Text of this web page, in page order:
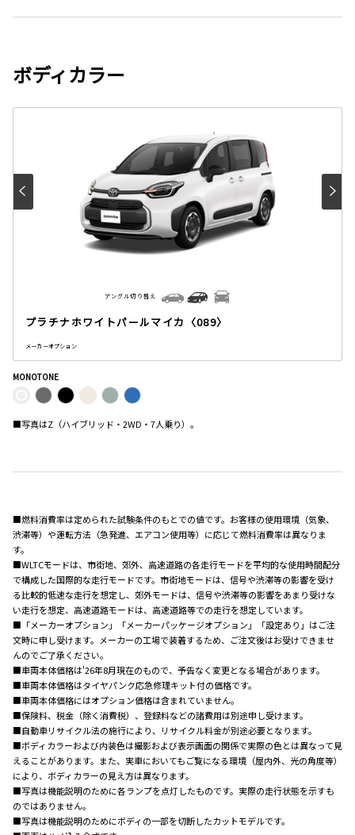
ボディカラー
プラチナホワイトパールマイカ〈089〉
メーカーオプション
アングル切り替え
MONOTONE
■写真はZ（ハイブリッド・2WD・7人乗り）。
■燃料消費率は定められた試験条件のもとでの値です。お客様の使用環境（気象、
渋滞等）や運転方法（急発進、エアコン使用等）に応じて燃料消費率は異なりま
す。
■WLTCモードは、市街地、郊外、高速道路の各走行モードを平均的な使用時間配分
で構成した国際的な走行モードです。市街地モードは、信号や渋滞等の影響を受け
る比較的低速な走行を想定し、郊外モードは、信号や渋滞等の影響をあまり受けな
い走行を想定、高速道路モードは、高速道路等での走行を想定しています。
■「メーカーオプション」「メーカーパッケージオプション」「設定あり」はご注
文時に申し受けます。メーカーの工場で装着するため、ご注文後はお受けできませ
んのでご了承ください。
■車両本体価格は'26年8月現在のもので、予告なく変更となる場合があります。
■車両本体価格はタイヤパンク応急修理キット付の価格です。
■車両本体価格にはオプション価格は含まれていません。
■保険料、税金（除く消費税）、登録料などの諸費用は別途申し受けます。
■自動車リサイクル法の施行により、リサイクル料金が別途必要となります。
■ボディカラーおよび内装色は撮影および表示画面の関係で実際の色とは異なって見
えることがあります。また、実車においてもご覧になる環境（屋内外、光の角度等）
により、ボディカラーの見え方は異なります。
■写真は機能説明のために各ランプを点灯したものです。実際の走行状態を示すも
のではありません。
■写真は機能説明のためにボディの一部を切断したカットモデルです。